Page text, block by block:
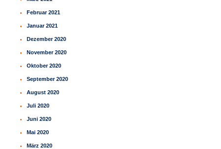
Februar 2021
Januar 2021
Dezember 2020
November 2020
Oktober 2020
September 2020
August 2020
Juli 2020
Juni 2020
Mai 2020
März 2020